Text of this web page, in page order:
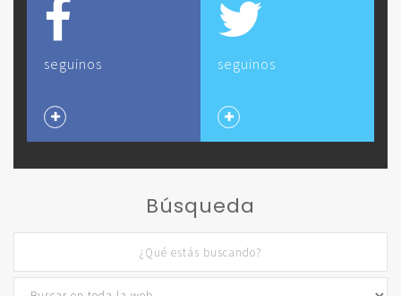
seguinos seguinos
Búsqueda